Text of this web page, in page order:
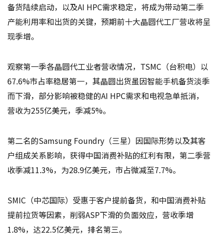
备货陆续启动，以及AI HPC需求稳定，将成为带动第二季
产能利用率和出货的关键，预期前十大晶圆代工厂营收将呈
现季增。
观察第一季各晶圆代工业者营收情况，TSMC（台积电）以
67.6%市占率稳居第一，其晶圆出货虽因智能手机备货淡季
而下滑，部分影响被稳健的AI HPC需求和电视急单抵消，
营收为255亿美元，季减5%。
第二名的Samsung Foundry（三星）因国际形势以及其客
户组成关系影响，获得中国消费补贴的红利有限，第二季营
收季减11.3%，为28.9亿美元，市占微减至7.7%。
SMIC（中芯国际）受惠于客户提前备货，和中国消费补贴
提前拉货等因素，削弱ASP下滑的负面效应，营收季增
1.8%，达22.5亿美元，排名第三。